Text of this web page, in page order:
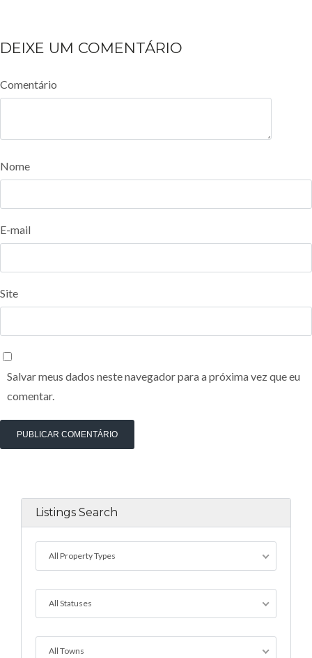
DEIXE UM COMENTÁRIO
Comentário
Nome
E-mail
Site
Salvar meus dados neste navegador para a próxima vez que eu
comentar.
Listings Search
All Property Types
All Statuses
All Towns